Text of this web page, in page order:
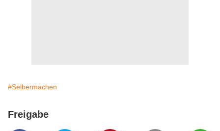
#Selbermachen
Freigabe